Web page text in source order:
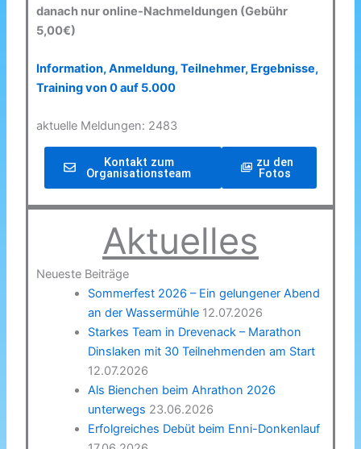
danach nur online-Nachmeldungen (Gebühr
5,00€)
Information, Anmeldung, Teilnehmer, Ergebnisse,
Training von 0 auf 5.000
aktuelle Meldungen: 2483
Kontakt zum
Organisationsteam
zu den
Fotos
Aktuelles
Neueste Beiträge
Sommerfest 2026 – Ein gelungener Abend
an der Wassermühle 12.07.2026
Starkes Team in Drevenack – Marathon
Dinslaken mit 30 Teilnehmenden am Start
12.07.2026
Als Bienchen beim Ahrathon 2026
unterwegs 23.06.2026
Erfolgreiches Debüt beim Enni-Donkenlauf